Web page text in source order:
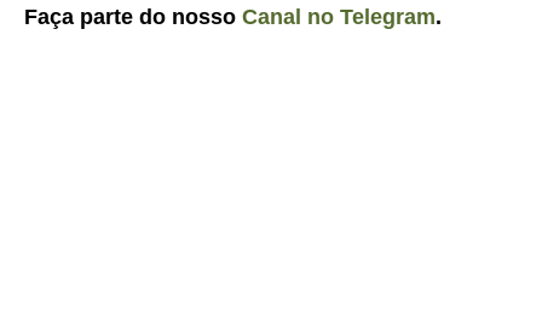
Faça parte do nosso Canal no Telegram.